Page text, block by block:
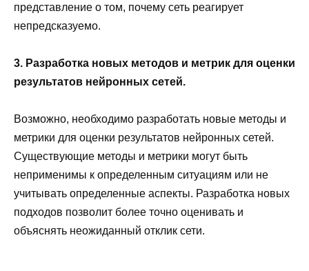
представление о том, почему сеть реагирует
непредсказуемо.
3. Разработка новых методов и метрик для оценки
результатов нейронных сетей.
Возможно, необходимо разработать новые методы и
метрики для оценки результатов нейронных сетей.
Существующие методы и метрики могут быть
неприменимы к определенным ситуациям или не
учитывать определенные аспекты. Разработка новых
подходов позволит более точно оценивать и
объяснять неожиданный отклик сети.